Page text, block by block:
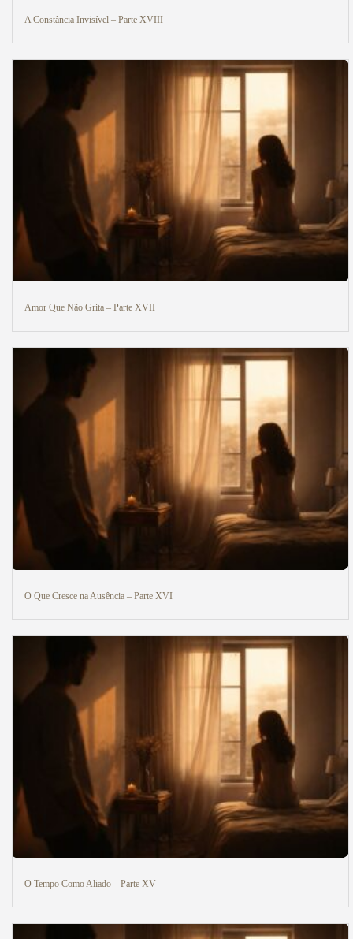
A Constância Invisível – Parte XVIII
Amor Que Não Grita – Parte XVII
O Que Cresce na Ausência – Parte XVI
O Tempo Como Aliado – Parte XV